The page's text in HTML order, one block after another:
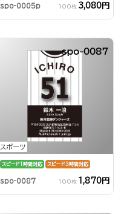
spo-0005p 100枚 3,080円
スポーツ
spo-0087
スピード1時間対応 スピード3時間対応
spo-0087 100枚 1,870円